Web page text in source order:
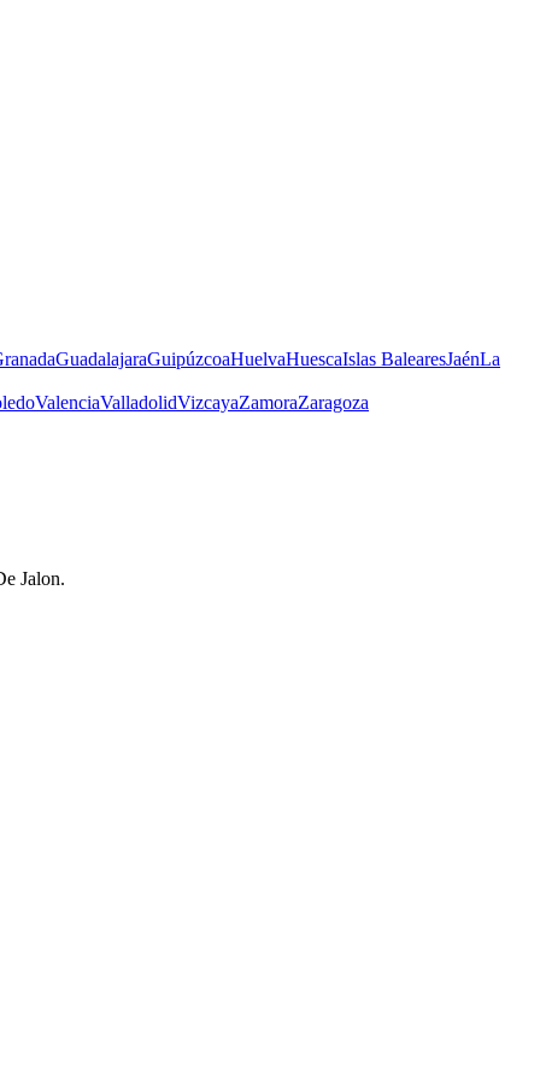
GuadalajaraGuipúzcoaHuelvaHuescaIslas BalearesJaénLa
ValenciaValladolidVizcayaZamoraZaragoza
Jalon.